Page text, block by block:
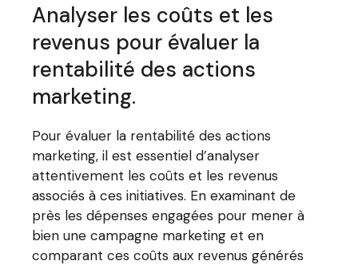
Analyser les coûts et les
revenus pour évaluer la
rentabilité des actions
marketing.
Pour évaluer la rentabilité des actions
marketing, il est essentiel d’analyser
attentivement les coûts et les revenus
associés à ces initiatives. En examinant de
près les dépenses engagées pour mener à
bien une campagne marketing et en
comparant ces coûts aux revenus générés